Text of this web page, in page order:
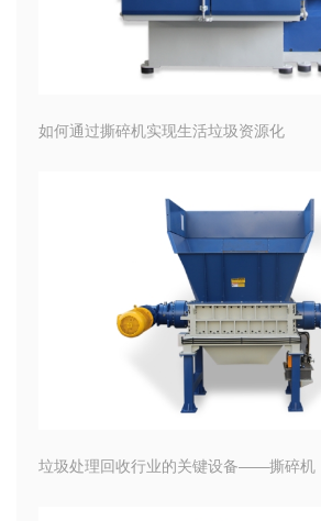
如何通过撕碎机实现生活垃圾资源化
垃圾处理回收行业的关键设备——撕碎机